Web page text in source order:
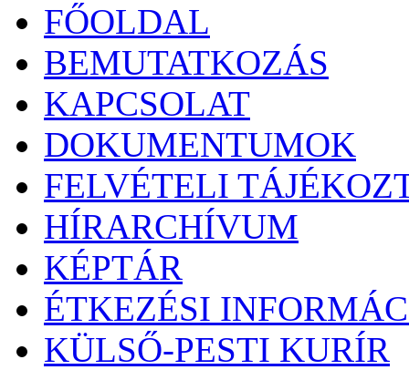
FŐOLDAL
BEMUTATKOZÁS
KAPCSOLAT
DOKUMENTUMOK
FELVÉTELI
HÍRARCHÍVUM
KÉPTÁR
ÉTKEZÉSI
KÜLSŐ-PESTI KURÍR